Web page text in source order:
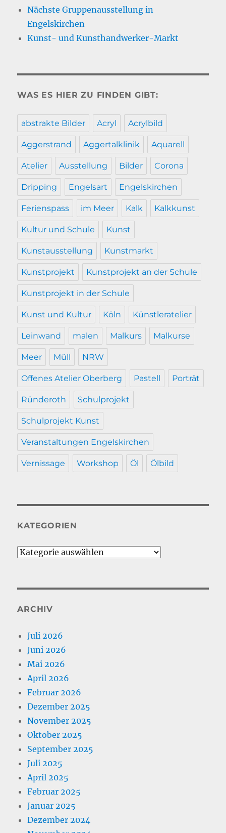
Nächste Gruppenausstellung in
Engelskirchen
Kunst- und Kunsthandwerker-Markt
WAS ES HIER ZU FINDEN GIBT:
abstrakte Bilder Acryl Acrylbild
Aggerstrand Aggertalklinik Aquarell
Atelier Ausstellung Bilder Corona
Dripping Engelsart Engelskirchen
Ferienspass im Meer Kalk Kalkkunst
Kultur und Schule Kunst
Kunstausstellung Kunstmarkt
Kunstprojekt Kunstprojekt an der Schule
Kunstprojekt in der Schule
Kunst und Kultur Köln Künstleratelier
Leinwand malen Malkurs Malkurse
Meer Müll NRW
Offenes Atelier Oberberg Pastell Porträt
Ründeroth Schulprojekt
Schulprojekt Kunst
Veranstaltungen Engelskirchen
Vernissage Workshop Öl Ölbild
KATEGORIEN
Kategorien
ARCHIV
Juli 2026
Juni 2026
Mai 2026
April 2026
Februar 2026
Dezember 2025
November 2025
Oktober 2025
September 2025
Juli 2025
April 2025
Februar 2025
Januar 2025
Dezember 2024